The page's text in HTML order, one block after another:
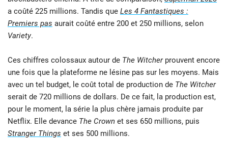
a coûté 225 millions. Tandis que Les 4 Fantastiques :
Premiers pas aurait coûté entre 200 et 250 millions, selon
Variety.
Ces chiffres colossaux autour de The Witcherprouvent encore
une fois que la plateforme ne lésine pas sur les moyens. Mais
avec un tel budget, le coût total de production de The Witcher
serait de 720 millions de dollars. De ce fait, la production est,
pour le moment, la série la plus chère jamais produite par
Netflix. Elle devance The Crown et ses 650 millions, puis
Stranger Things et ses 500 millions.